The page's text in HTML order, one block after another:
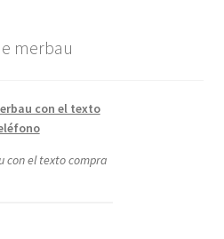
merbau
con el texto compra